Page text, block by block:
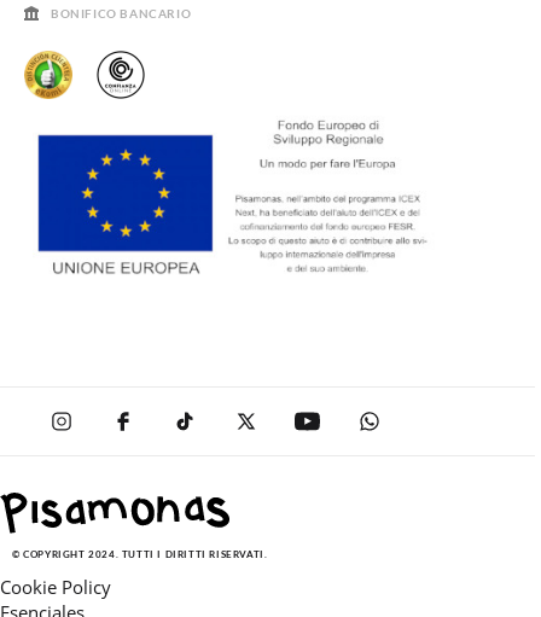
BONIFICO BANCARIO
© COPYRIGHT 2024. TUTTI I DIRITTI RISERVATI.
Cookie Policy
Esenciales